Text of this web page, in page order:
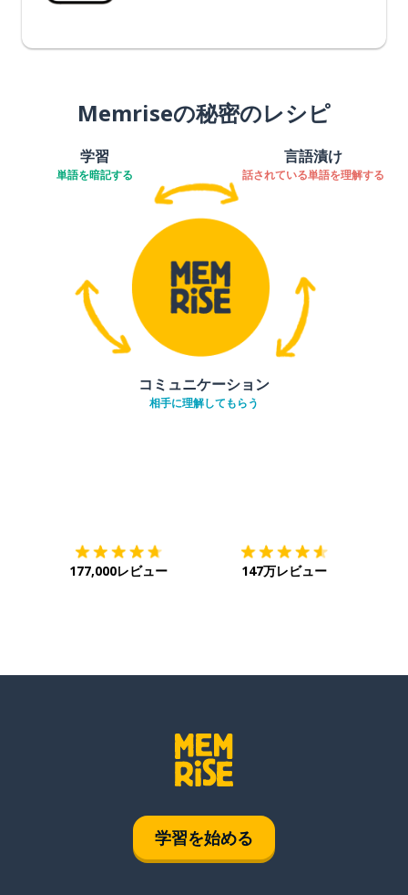
Memriseの秘密のレシピ
学習
単語を暗記する
言語漬け
話されている単語を理解する
コミュニケーション
相手に理解してもらう
177,000レビュー 147万レビュー
学習を始める